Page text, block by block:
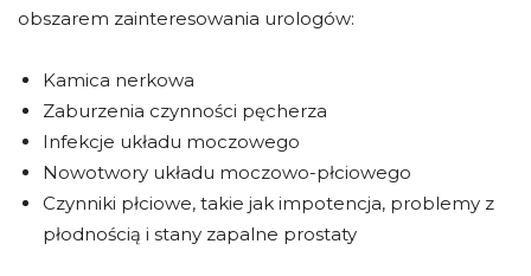
obszarem zainteresowania urologów:
Kamica nerkowa
Zaburzenia czynności pęcherza
Infekcje układu moczowego
Nowotwory układu moczowo-płciowego
Czynniki płciowe, takie jak impotencja, problemy z
płodnością i stany zapalne prostaty